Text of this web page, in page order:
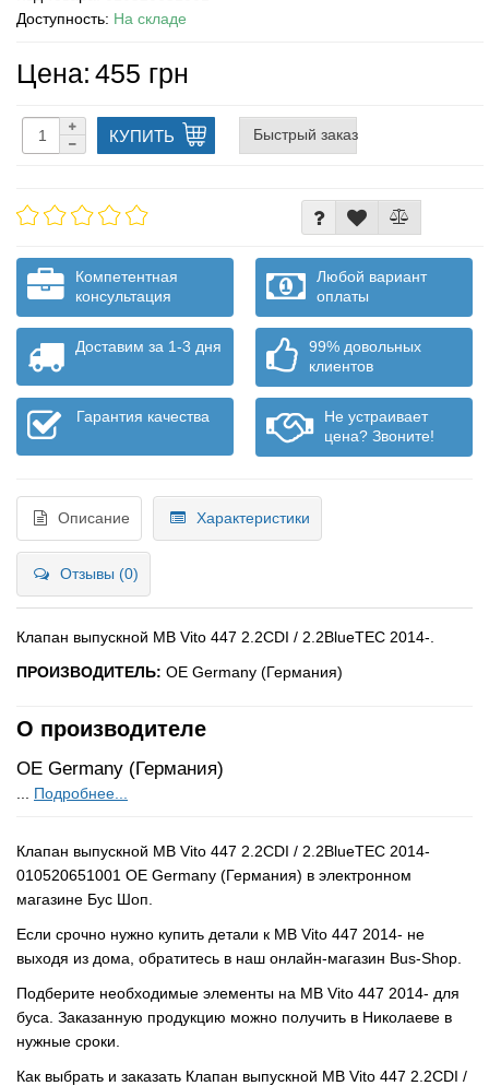
Доступность: На складе
Цена: 455 грн
КУПИТЬ Быстрый заказ
Компетентная
консультация
Любой вариант
оплаты
Доставим за 1-3 дня
99% довольных
клиентов
Гарантия качества
Не устраивает
цена? Звоните!
Описание Характеристики
Отзывы (0)
Клапан выпускной MB Vito 447 2.2CDI / 2.2BlueTEC 2014-.
ПРОИЗВОДИТЕЛЬ: OE Germany (Германия)
О производителе
OE Germany (Германия)
Подробнее...
Клапан выпускной MB Vito 447 2.2CDI / 2.2BlueTEC 2014-
010520651001 OE Germany (Германия) в электронном
магазине Бус Шоп.
Если срочно нужно купить детали к MB Vito 447 2014- не
выходя из дома, обратитесь в наш онлайн-магазин Bus-Shop.
Подберите необходимые элементы на MB Vito 447 2014- для
буса. Заказанную продукцию можно получить в Николаеве в
нужные сроки.
Как выбрать и заказать Клапан выпускной MB Vito 447 2.2CDI /